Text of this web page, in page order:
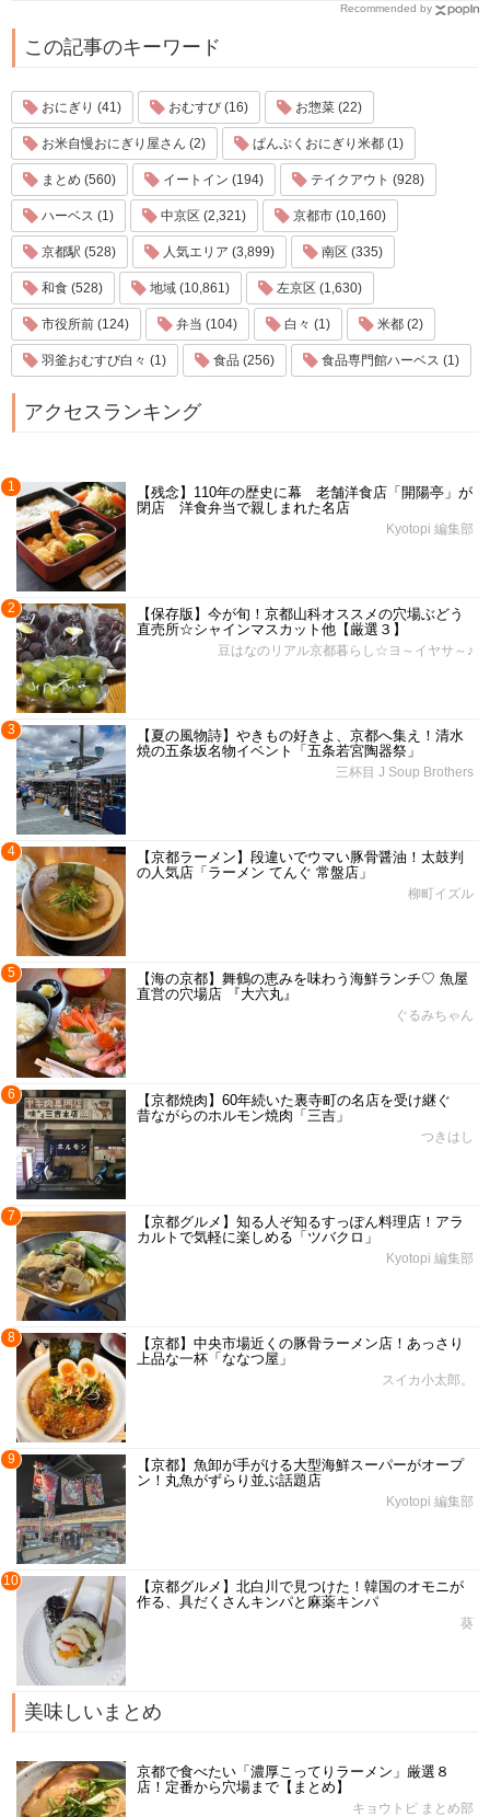
Recommended by
この記事のキーワード
おにぎり (41) おむすび (16) お惣菜 (22)
お米自慢おにぎり屋さん (2) ぱんぷくおにぎり米都 (1)
まとめ (560) イートイン (194) テイクアウト (928)
ハーベス (1) 中京区 (2,321) 京都市 (10,160)
京都駅 (528) 人気エリア (3,899) 南区 (335)
和食 (528) 地域 (10,861) 左京区 (1,630)
市役所前 (124) 弁当 (104) 白々 (1) 米都 (2)
羽釜おむすび白々 (1) 食品 (256) 食品専門館ハーベス (1)
アクセスランキング
1
【残念】110年の歴史に幕 老舗洋食店「開陽亭」が
閉店 洋食弁当で親しまれた名店
Kyotopi 編集部
2
【保存版】今が旬！京都山科オススメの穴場ぶどう
直売所☆シャインマスカット他【厳選３】
豆はなのリアル京都暮らし☆ヨ～イヤサ～♪
3
【夏の風物詩】やきもの好きよ、京都へ集え！清水
焼の五条坂名物イベント「五条若宮陶器祭」
三杯目 J Soup Brothers
4
【京都ラーメン】段違いでウマい豚骨醤油！太鼓判
の人気店「ラーメン てんぐ 常盤店」
柳町イズル
5
【海の京都】舞鶴の恵みを味わう海鮮ランチ♡ 魚屋
直営の穴場店 『大六丸』
ぐるみちゃん
6
【京都焼肉】60年続いた裏寺町の名店を受け継ぐ
昔ながらのホルモン焼肉「三吉」
つきはし
7
【京都グルメ】知る人ぞ知るすっぽん料理店！アラ
カルトで気軽に楽しめる「ツバクロ」
Kyotopi 編集部
8
【京都】中央市場近くの豚骨ラーメン店！あっさり
上品な一杯「ななつ屋」
スイカ小太郎。
9
【京都】魚卸が手がける大型海鮮スーパーがオープ
ン！丸魚がずらり並ぶ話題店
Kyotopi 編集部
10
【京都グルメ】北白川で見つけた！韓国のオモニが
作る、具だくさんキンパと麻薬キンパ
葵
美味しいまとめ
京都で食べたい「濃厚こってりラーメン」厳選８
店！定番から穴場まで【まとめ】
キョウトピ まとめ部